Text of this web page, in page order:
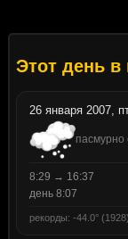
Этот день
26 января 2007,
пасмурно
8:29 → 16:37
день 8:07
рекорды: -44.0°